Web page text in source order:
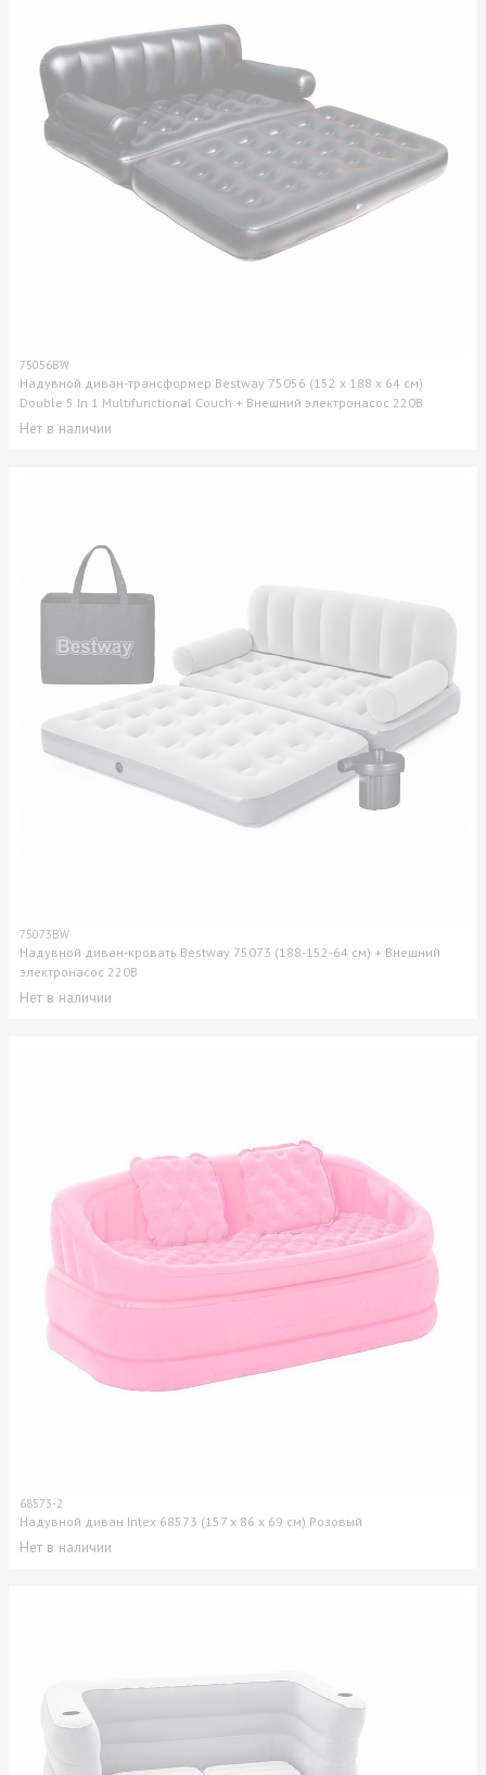
75056BW
Надувной диван-трансформер Bestway 75056 (152 х 188 х 64 см)
Double 5 In 1 Multifunctional Couch + Внешний электронасос 220В
Нет в наличии
75073BW
Надувной диван-кровать Bestway 75073 (188-152-64 см) + Внешний
электронасос 220В
Нет в наличии
68573-2
Надувной диван Intex 68573 (157 х 86 х 69 см) Розовый
Нет в наличии